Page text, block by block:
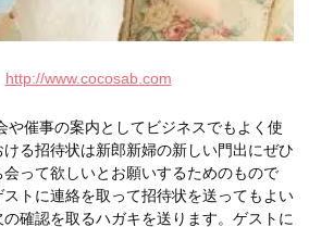
http://www.cocosab.com
や催事の案内としてビジネスでもよく使
る招待状は新郎新婦の新しい門出にぜひ
って欲しいとお願いするためのもので
トに連絡を取って招待状を送ってもよい
確認を取るハガキを送ります。ゲストに